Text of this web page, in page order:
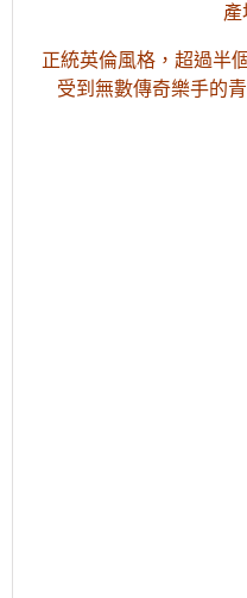
產
正統英倫風格，超過半
受到無數傳奇樂手的